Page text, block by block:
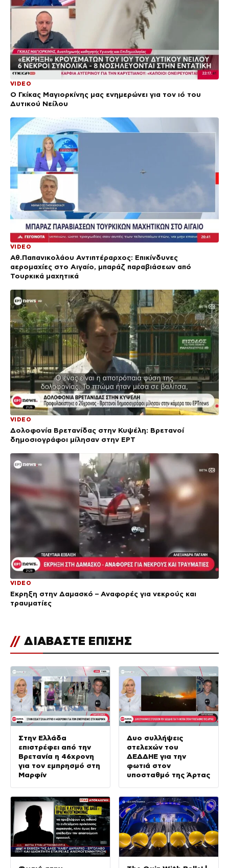
VIDEO
Ο Γκίκας Μαγιορκίνης μας ενημερώνει για τον ιό του
Δυτικού Νείλου
VIDEO
Αθ.Παπανικολάου Αντιπτέραρχος: Επικίνδυνες
αερομαχίες στο Αιγαίο, μπαράζ παραβιάσεων από
Τουρκικά μαχητικά
VIDEO
Δολοφονία Βρετανίδας στην Κυψέλη: Bρετανοί
δημοσιογράφοι μίλησαν στην ΕΡΤ
VIDEO
Έκρηξη στην Δαμασκό – Αναφορές για νεκρούς και
τραυματίες
// ΔΙΑΒΑΣΤΕ ΕΠΙΣΗΣ
Στην Ελλάδα
επιστρέφει από την
Βρετανία η 46χρονη
για τον εμπρησμό στη
Μαρφίν
Δυο συλλήψεις
στελεχών του
ΔΕΔΔΗΕ για την
φωτιά στον
υποσταθμό της Άρτας